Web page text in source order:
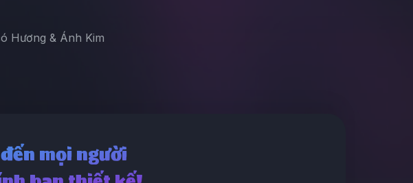
Hương & Ánh Kim
mọi người